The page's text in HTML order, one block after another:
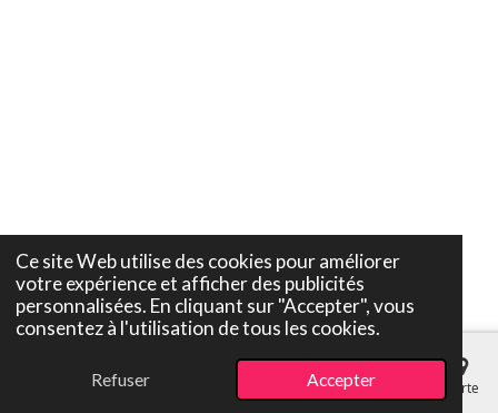
Ce site Web utilise des cookies pour améliorer
votre expérience et afficher des publicités
personnalisées. En cliquant sur "Accepter", vous
consentez à l'utilisation de tous les cookies.
Refuser Accepter
E-mail Téléphone Carte